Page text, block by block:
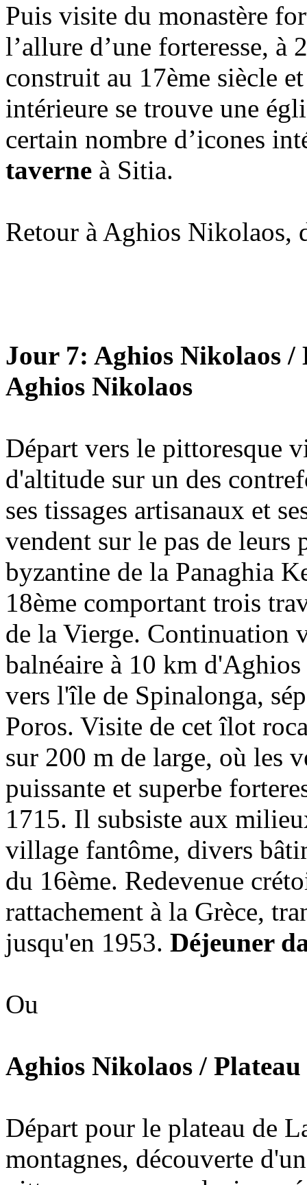
Puis visite du monastère
l’allure d’une forteresse, à
construit au 17ème siècle
intérieure se trouve une
certain nombre d’icones
taverne à Sitia.
Retour à Aghios Nikolaos,
Jour 7: Aghios Nikolaos
Aghios Nikolaos
Départ vers le pittoresque
d'altitude sur un des
ses tissages artisanaux et
vendent sur le pas de leurs
byzantine de la Panaghia
18ème comportant trois
de la Vierge. Continuation
balnéaire à 10 km
vers l'île de Spinalonga,
Poros. Visite de cet îlot
sur 200 m de large, où les
puissante et superbe
1715. Il subsiste aux
village fantôme, divers
du 16ème. Redevenue
rattachement à la Grèce,
jusqu'en 1953. Déjeuner
Ou
Aghios Nikolaos /
Départ pour le plateau de
montagnes, découverte